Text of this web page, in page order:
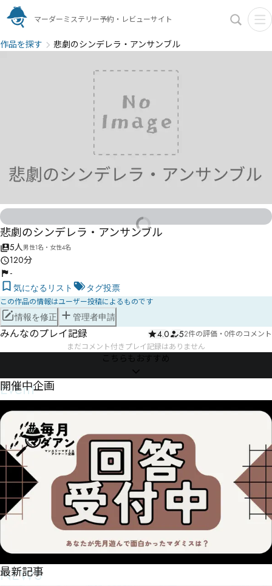
マーダーミステリー予約・レビューサイト
作品を探す 悲劇のシンデレラ・アンサンブル
悲劇のシンデレラ・アンサンブル
5人男性1名・女性4名
120分
-
気になるリスト タグ投票
この作品の情報はユーザー投稿によるものです
情報を修正 管理者申請
みんなのプレイ記録 4.0 52件の評価 ・ 0件のコメント
まだコメント付きプレイ記録はありません
こちらもおすすめ
Event
開催中企画
NEWS
最新記事